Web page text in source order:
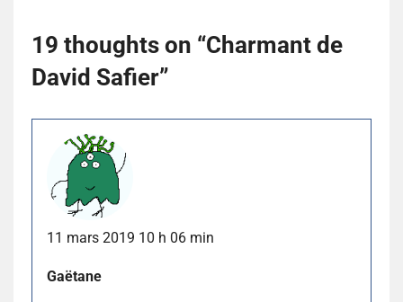
19 thoughts on “Charmant de
David Safier”
11 mars 2019 10 h 06 min
Gaëtane